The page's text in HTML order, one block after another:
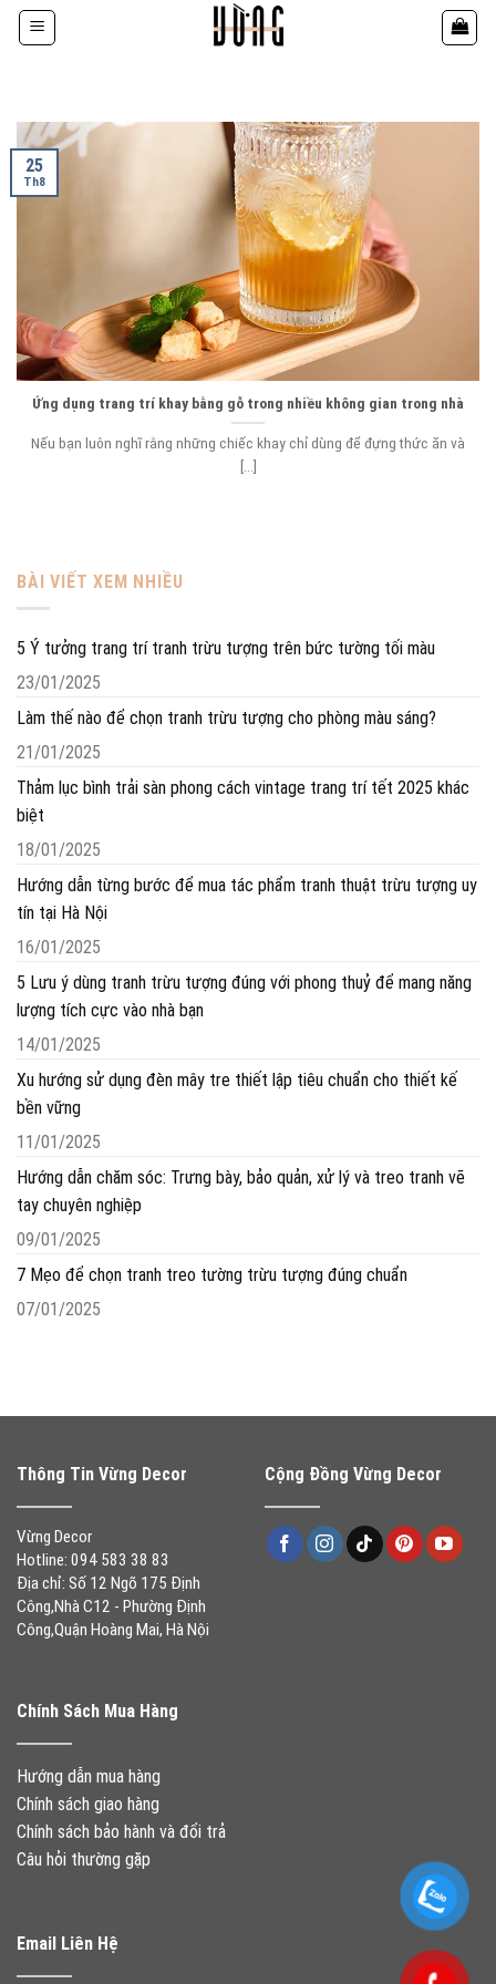
qua
BÀI VIẾT XEM NHIỀU
5 Ý tưởng trang trí tranh trừu tượng trên bức tường tối màu
23/01/2025
Làm thế nào để chọn tranh trừu tượng cho phòng màu sáng?
21/01/2025
Thảm lục bình trải sàn phong cách vintage trang trí tết 2025 khác
biệt
18/01/2025
Hướng dẫn từng bước để mua tác phẩm tranh thuật trừu tượng uy
tín tại Hà Nội
16/01/2025
5 Lưu ý dùng tranh trừu tượng đúng với phong thuỷ để mang năng
lượng tích cực vào nhà bạn
14/01/2025
Xu hướng sử dụng đèn mây tre thiết lập tiêu chuẩn cho thiết kế
bền vững
11/01/2025
Hướng dẫn chăm sóc: Trưng bày, bảo quản, xử lý và treo tranh vẽ
tay chuyên nghiệp
09/01/2025
7 Mẹo để chọn tranh treo tường trừu tượng đúng chuẩn
07/01/2025
Ứng dụng trang trí khay bằng gỗ trong nhiều không gian trong nhà
Nếu bạn luôn nghĩ rằng những chiếc khay chỉ dùng để đựng thức ăn và
[...]
25
Th8
Thông Tin Vừng Decor
Vừng Decor
Hotline: 094 583 38 83
Địa chỉ: Số 12 Ngõ 175 Định
Công,Nhà C12 - Phường Định
Công,Quận Hoàng Mai, Hà Nội
Cộng Đồng Vừng Decor
Chính Sách Mua Hàng
Hướng dẫn mua hàng
Chính sách giao hàng
Chính sách bảo hành và đổi trả
Câu hỏi thường gặp
Email Liên Hệ